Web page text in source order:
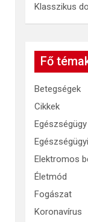
Klasszikus
Fő
Betegségek
Cikkek
Egészségügy
Elektromos
Életmód
Fogászat
Koronavírus